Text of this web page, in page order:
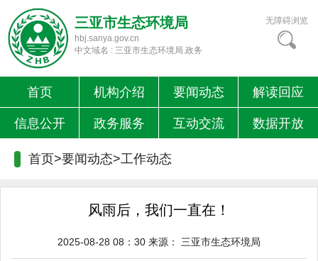
三亚市生态环境局
hbj.sanya.gov.cn
中文域名 : 三亚市生态环境局.政务
无障碍浏览
首页 机构介绍 要闻动态 解读回应
信息公开 政务服务 互动交流 数据开放
首页>要闻动态>工作动态
风雨后，我们一直在！
2025-08-28 08：30 来源： 三亚市生态环境局